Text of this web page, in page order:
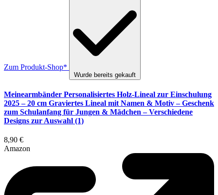
Zum Produkt-Shop*
Wurde bereits gekauft
Meinearmbänder Personalisiertes Holz-Lineal zur Einschulung
2025 – 20 cm Graviertes Lineal mit Namen & Motiv – Geschenk
zum Schulanfang für Jungen & Mädchen – Verschiedene
Designs zur Auswahl (1)
8,90 €
Amazon